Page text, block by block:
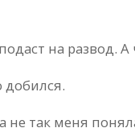
на развод. А
добился.
так меня